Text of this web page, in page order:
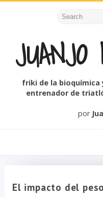
friki de la
entrenador de
por
El impacto del